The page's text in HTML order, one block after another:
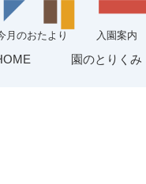
月のおたより 入園案内
園のとりくみ